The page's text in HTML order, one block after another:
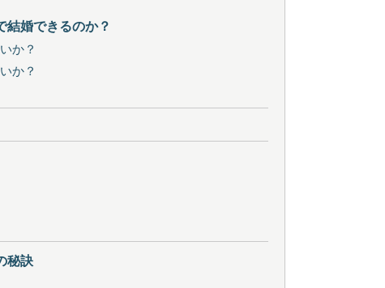
結婚できるのか？
か？
か？
秘訣